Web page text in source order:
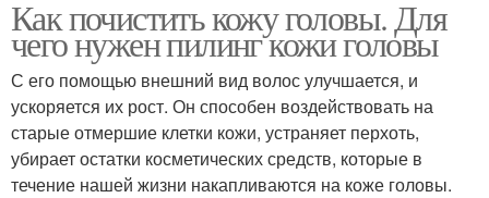
Как почистить кожу головы. Для
чего нужен пилинг кожи головы
С его помощью внешний вид волос улучшается, и
ускоряется их рост. Он способен воздействовать на
старые отмершие клетки кожи, устраняет перхоть,
убирает остатки косметических средств, которые в
течение нашей жизни накапливаются на коже головы.